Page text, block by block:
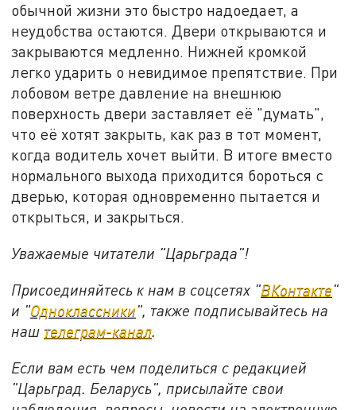
обычной жизни это быстро надоедает, а
неудобства остаются. Двери открываются и
закрываются медленно. Нижней кромкой
легко ударить о невидимое препятствие. При
лобовом ветре давление на внешнюю
поверхность двери заставляет её "думать",
что её хотят закрыть, как раз в тот момент,
когда водитель хочет выйти. В итоге вместо
нормального выхода приходится бороться с
дверью, которая одновременно пытается и
открыться, и закрыться.
Уважаемые читатели "Царьграда"!
Присоединяйтесь к нам в соцсетях "ВКонтакте"
и "Одноклассники", также подписывайтесь на
наш телеграм-канал.
Если вам есть чем поделиться с редакцией
"Царьград. Беларусь", присылайте свои